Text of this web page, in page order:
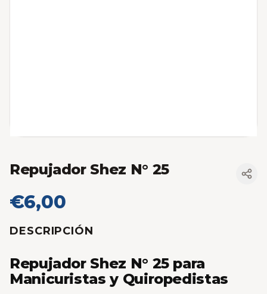
Repujador Shez N° 25
€6,00
DESCRIPCIÓN
Repujador Shez N° 25 para
Manicuristas y Quiropedistas